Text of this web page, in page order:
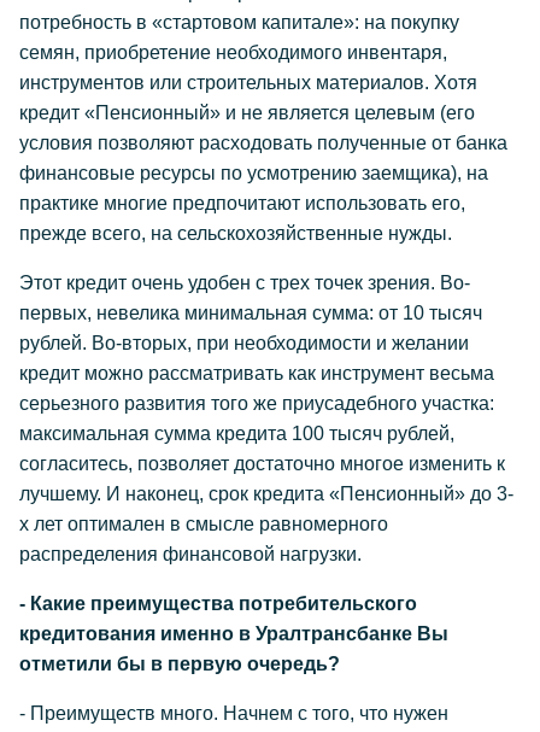
потребность в «стартовом капитале»: на покупку
семян, приобретение необходимого инвентаря,
инструментов или строительных материалов. Хотя
кредит «Пенсионный» и не является целевым (его
условия позволяют расходовать полученные от банка
финансовые ресурсы по усмотрению заемщика), на
практике многие предпочитают использовать его,
прежде всего, на сельскохозяйственные нужды.
Этот кредит очень удобен с трех точек зрения. Во-
первых, невелика минимальная сумма: от 10 тысяч
рублей. Во-вторых, при необходимости и желании
кредит можно рассматривать как инструмент весьма
серьезного развития того же приусадебного участка:
максимальная сумма кредита 100 тысяч рублей,
согласитесь, позволяет достаточно многое изменить к
лучшему. И наконец, срок кредита «Пенсионный» до 3-
х лет оптимален в смысле равномерного
распределения финансовой нагрузки.
- Какие преимущества потребительского
кредитования именно в Уралтрансбанке Вы
отметили бы в первую очередь?
- Преимуществ много. Начнем с того, что нужен